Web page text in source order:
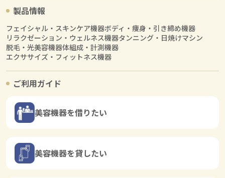
製品情報
フェイシャル・スキンケア機器ボディ・痩身・引き締め機器
リラクゼーション・ウェルネス機器タンニング・日焼けマシン
脱毛・光美容機器体組成・計測機器
エクササイズ・フィットネス機器
ご利用ガイド
美容機器を借りたい
美容機器を貸したい